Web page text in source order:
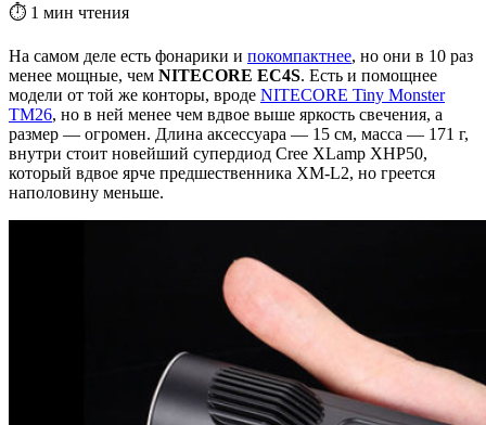
⏱ 1 мин чтения
На самом деле есть фонарики и покомпактнее, но они в 10 раз
менее мощные, чем NITECORE EC4S. Есть и помощнее
модели от той же конторы, вроде NITECORE Tiny Monster
TM26, но в ней менее чем вдвое выше яркость свечения, а
размер — огромен. Длина аксессуара — 15 см, масса — 171 г,
внутри стоит новейший супердиод Cree XLamp XHP50,
который вдвое ярче предшественника XM-L2, но греется
наполовину меньше.